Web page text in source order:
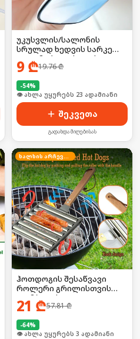
უკუსვლის/სალონის
სრულად ხედვის სარკე
ავტომობილისთვის
9 ₾19.76₾
-54%
🛒 ბოლო 24სთ-ში იყიდა 30-მა
შეკვეთა
გადახდა მიღებისას
ხალხის არჩევანი
ჰოთდოგის შესაწვავი
როლერი გრილისთვის
(კომპლექტი)
21 ₾57.81₾
-64%
🛒 ბოლო 24სთ-ში იყიდა 27-მა